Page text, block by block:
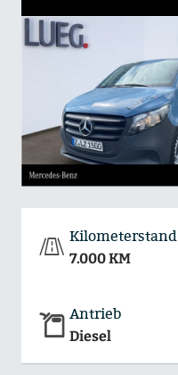
Kilometerstand
7.000 KM
Antrieb
Diesel